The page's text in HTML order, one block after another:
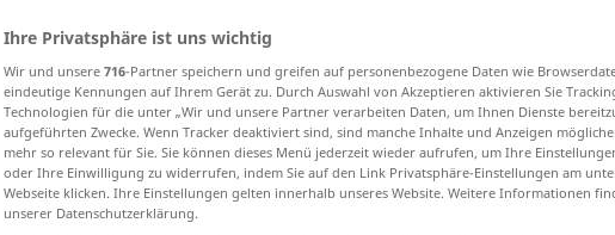
für "ulak"
Ihre Privatsphäre ist uns wichtig
Wir und unsere 716-Partner speichern und greifen auf personenbezogene Daten wie
eindeutige Kennungen auf Ihrem Gerät zu. Durch Auswahl von Akzeptieren aktivieren Sie
Technologien für die unter „Wir und unsere Partner verarbeiten Daten, um Ihnen Dienste
aufgeführten Zwecke. Wenn Tracker deaktiviert sind, sind manche Inhalte und Anzeigen
mehr so relevant für Sie. Sie können dieses Menü jederzeit wieder aufrufen, um Ihre
oder Ihre Einwilligung zu widerrufen, indem Sie auf den Link Privatsphäre-Einstellungen am
Webseite klicken. Ihre Einstellungen gelten innerhalb unseres Website. Weitere Informationen
unserer Datenschutzerklärung.